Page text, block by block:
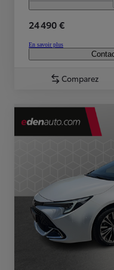
24 490 €
En savoir plus
Comparez